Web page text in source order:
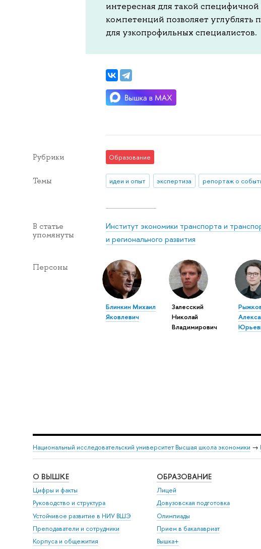
интересная для такой
компетенций позволяет
для узкопрофильных специалистов.
Рубрики Образование
Темы идеи и опыт экспертиза репортаж о
В статье
упомянуты
Институт экономики транспорта и
и регионального развития
Персоны
Блинкин Михаил
Яковлевич
Залесский
Николай
Владимирович
Национальный исследовательский университет Высшая школа экономики →
О ВЫШКЕ
Цифры и факты
Руководство и структура
Устойчивое развитие в НИУ ВШЭ
Преподаватели и сотрудники
Корпуса и общежития
ОБРАЗОВАНИЕ
Лицей
Довузовская подготовка
Олимпиады
Прием в бакалавриат
Вышка+